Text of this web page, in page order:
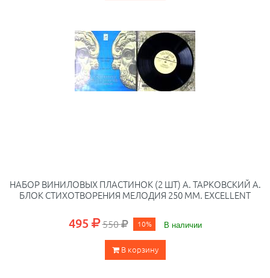
НАБОР ВИНИЛОВЫХ ПЛАСТИНОК (2 ШТ) А. ТАРКОВСКИЙ А.
БЛОК СТИХОТВОРЕНИЯ МЕЛОДИЯ 250 ММ. EXCELLENT
495 550 10% В наличии
В корзину